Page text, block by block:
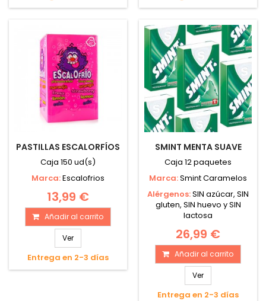
PASTILLAS ESCALORFÍOS
Caja 150 ud(s)
Marca:Escalofrios
13,99 €
Añadir al carrito
Ver
Entrega en 2-3 días
SMINT MENTA SUAVE
Caja 12 paquetes
Marca:Smint Caramelos
Alérgenos:SIN azúcar, SIN
gluten, SIN huevo y SIN
lactosa
26,99 €
Añadir al carrito
Ver
Entrega en 2-3 días